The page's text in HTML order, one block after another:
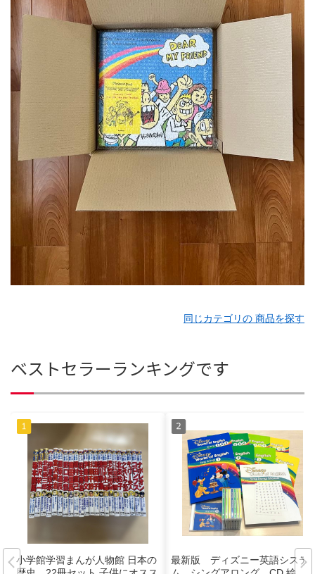
同じカテゴリの 商品を探す
ベストセラーランキングです
小学館学習まんが人物館 日本の
最新版 ディズニー英語システ